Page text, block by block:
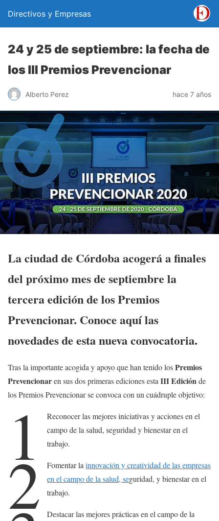
Directivos y Empresas
24 y 25 de septiembre: la fecha de
los III Premios Prevencionar
Alberto Perez hace 7 años
La ciudad de Córdoba acogerá a finales
del próximo mes de septiembre la
tercera edición de los Premios
Prevencionar. Conoce aquí las
novedades de esta nueva convocatoria.
Tras la importante acogida y apoyo que han tenido losPremios
Prevencionaren sus dos primeras ediciones esta III Edición de
los Premios Prevencionar se convoca con un cuádruple objetivo:
1
Reconocer las mejores iniciativas y acciones en el
campo de la salud, seguridad y bienestar en el
trabajo.
2 Fomentar lainnovación y creatividad de las empresas
en el campo de la salud, seguridad, y bienestar en el
trabajo.
Destacar las mejores prácticas en el campo de la